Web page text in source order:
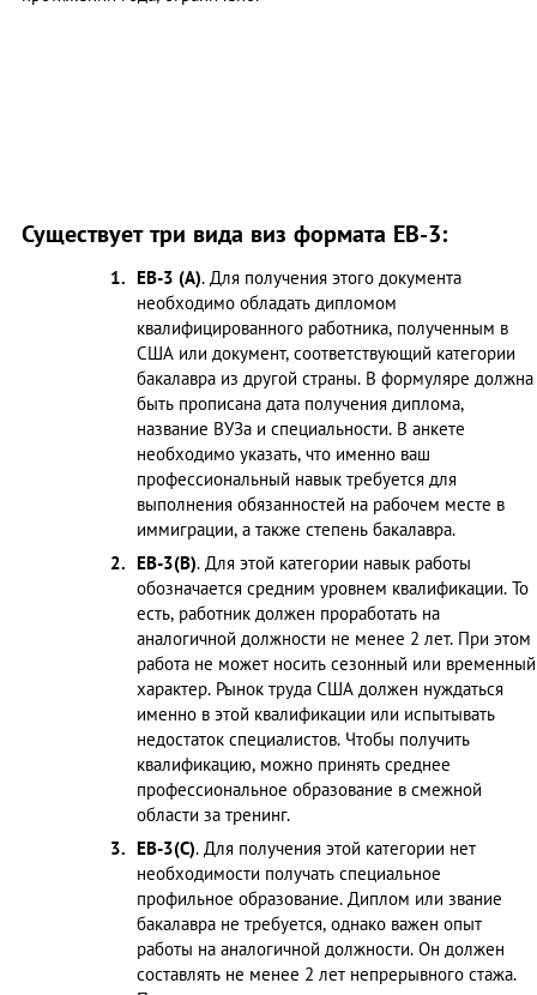
Существует три вида виз формата ЕВ-3:
ЕB-3 (A). Для получения этого документа
необходимо обладать дипломом
квалифицированного работника, полученным в
США или документ, соответствующий категории
бакалавра из другой страны. В формуляре должна
быть прописана дата получения диплома,
название ВУЗа и специальности. В анкете
необходимо указать, что именно ваш
профессиональный навык требуется для
выполнения обязанностей на рабочем месте в
иммиграции, а также степень бакалавра.
ЕB-3(B). Для этой категории навык работы
обозначается средним уровнем квалификации. То
есть, работник должен проработать на
аналогичной должности не менее 2 лет. При этом
работа не может носить сезонный или временный
характер. Рынок труда США должен нуждаться
именно в этой квалификации или испытывать
недостаток специалистов. Чтобы получить
квалификацию, можно принять среднее
профессиональное образование в смежной
области за тренинг.
ЕB-3(C). Для получения этой категории нет
необходимости получать специальное
профильное образование. Диплом или звание
бакалавра не требуется, однако важен опыт
работы на аналогичной должности. Он должен
составлять не менее 2 лет непрерывного стажа.